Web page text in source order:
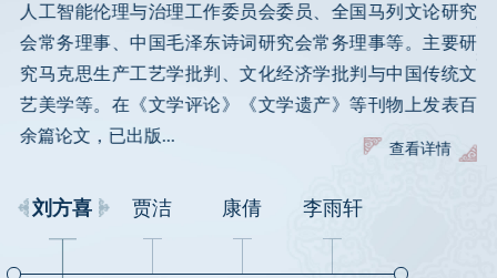
查看详情
人工智能伦理与治理工作委员会委员、全国马列文论研究
会常务理事、中国毛泽东诗词研究会常务理事等。主要研
究马克思生产工艺学批判、文化经济学批判与中国传统文
艺美学等。在《文学评论》《文学遗产》等刊物上发表百
余篇论文，已出版...
刘方喜 贾洁 康倩 李雨轩